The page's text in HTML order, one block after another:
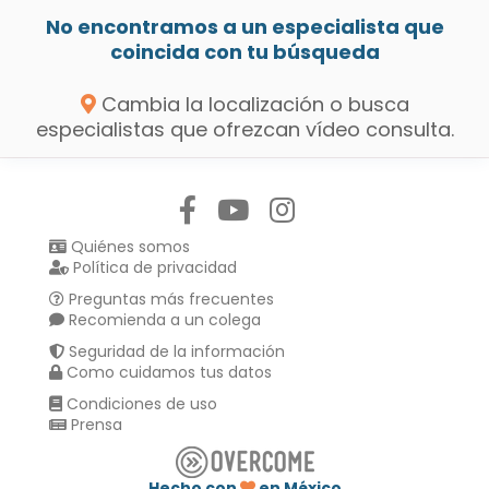
No encontramos a un especialista que
coincida con tu búsqueda
Cambia la localización o busca
especialistas que ofrezcan vídeo consulta.
Quiénes somos
Política de privacidad
Preguntas más frecuentes
Recomienda a un colega
Seguridad de la información
Como cuidamos tus datos
Condiciones de uso
Prensa